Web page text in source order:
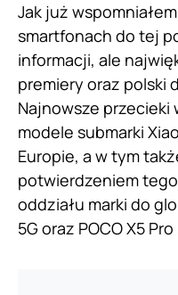
Jak już
smartfonach do tej
informacji, ale
premiery oraz polski
Najnowsze przecieki
modele submarki
Europie, a w tym
potwierdzeniem
oddziału marki do
5G oraz POCO X5 Pro